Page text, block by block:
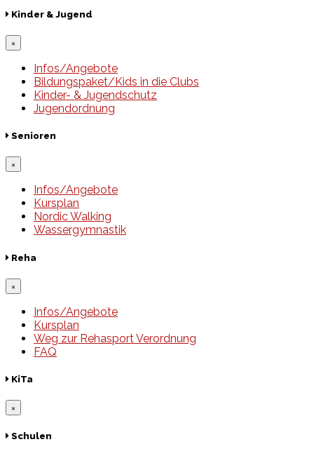
Kinder & Jugend
×
Infos/Angebote
Bildungspaket/Kids in die Clubs
Kinder- & Jugendschutz
Jugendordnung
Senioren
×
Infos/Angebote
Kursplan
Nordic Walking
Wassergymnastik
Reha
×
Infos/Angebote
Kursplan
Weg zur Rehasport Verordnung
FAQ
KiTa
×
Schulen